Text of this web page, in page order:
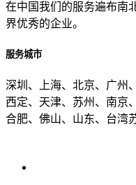
在中国我们的服务遍布南
界优秀的企业。
服务城市
深圳、上海、北京、广州
西定、天津、苏州、南京
合肥、佛山、山东、台湾